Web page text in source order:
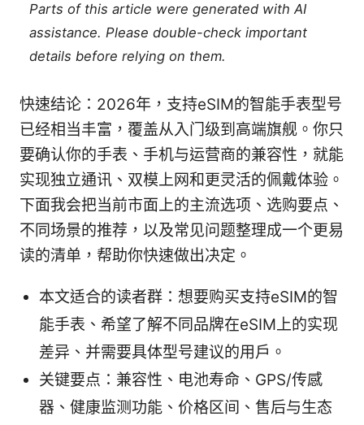
Parts of this article were generated with AI
assistance. Please double-check important
details before relying on them.
快速结论：2026年，支持eSIM的智能手表型号
已经相当丰富，覆盖从入门级到高端旗舰。你只
要确认你的手表、手机与运营商的兼容性，就能
实现独立通讯、双模上网和更灵活的佩戴体验。
下面我会把当前市面上的主流选项、选购要点、
不同场景的推荐，以及常见问题整理成一个更易
读的清单，帮助你快速做出决定。
本文适合的读者群：想要购买支持eSIM的智
能手表、希望了解不同品牌在eSIM上的实现
差异、并需要具体型号建议的用户。
关键要点：兼容性、电池寿命、GPS/传感
器、健康监测功能、价格区间、售后与生态